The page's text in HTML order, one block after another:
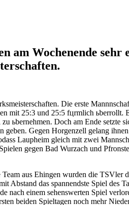
am Wochenende
Die erste
mit 25:3 und 25:5 fцrmlich
ьbernehmen. Doch am Ende
geben. Gegen Horgenzell gelang
Laupheim gleich mit zwei
gegen Bad Wurzach und
aus Ehingen wurden die
Abstand das spannendste Spiel
nach einem sehenswerten Spiel
beiden Spieltagen noch mehr